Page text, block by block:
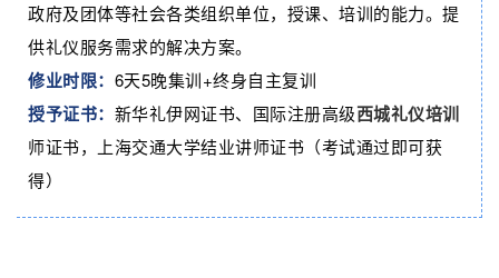
政府及团体等社会各类组织单位，授课、培训的能力。提
供礼仪服务需求的解决方案。
修业时限： 6天5晚集训+终身自主复训
授予证书： 新华礼伊网证书、国际注册高级西城礼仪培训
师证书，上海交通大学结业讲师证书（考试通过即可获
得）